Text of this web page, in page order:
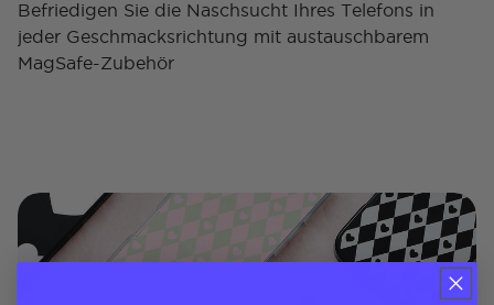
Befriedigen Sie die Naschsucht Ihres Telefons in
jeder Geschmacksrichtung mit austauschbarem
MagSafe-Zubehör